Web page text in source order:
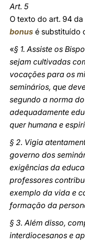
Art. 5
O texto do art. 94
bonus é substituído
«§ 1. Assiste os
sejam cultivadas
vocações para os
seminários, que
segundo a norma
adequadamente
quer humana e
§ 2. Vigia
governo dos
exigências da
professores
exemplo da vida e
formação da
§ 3. Além disso,
interdiocesanos e